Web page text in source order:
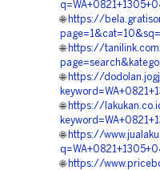
🌐 https://
🌐 https://
🌐 https://
🌐 https://
🌐 https://
🌐 https://